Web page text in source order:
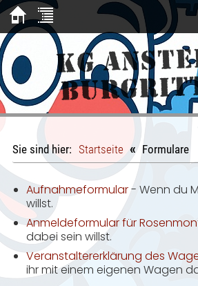
KG
Sie sind hier: Startseite « Formulare
Aufnahmeformular- Wenn du
willst.
Anmeldeformular für
dabei sein willst.
Veranstaltererklärung des
ihr mit einem eigenen Wagen